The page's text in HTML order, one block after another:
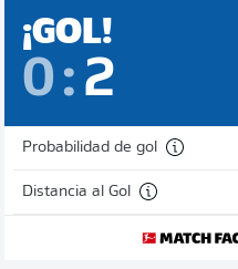
¡GOL!
0 : 2
Probabilidad de gol
Distancia al Gol